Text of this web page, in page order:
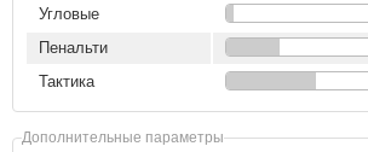
Угловые
Пенальти
Тактика
Дополнительные параметры